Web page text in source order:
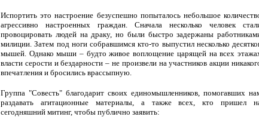
Испортить это настроение безуспешно попыталось небольшое
агрессивно настроенных граждан. Сначала несколько человек
провоцировать людей на драку, но были быстро задержаны
милиции. Затем под ноги собравшимся кто-то выпустил несколько
мышей. Однако мыши – будто живое воплощение царящей на всех
власти серости и бездарности – не произвели на участников акции
впечатления и бросились врассыпную.
Группа "Совесть" благодарит своих единомышленников, помогавших
раздавать агитационные материалы, а также всех, кто пришел
сегодняшний митинг, чтобы публично заявить: